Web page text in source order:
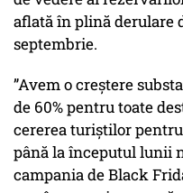
aflată în plină derulare
septembrie.
”Avem o creștere
de 60% pentru toate
cererea turiștilor
până la începutul lunii
campania de Black